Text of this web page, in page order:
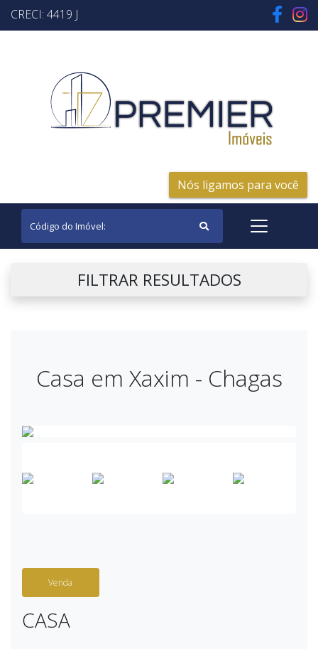
CRECI: 4419 J
Nós ligamos para você
FILTRAR RESULTADOS
Casa em Xaxim - Chagas
Venda
CASA